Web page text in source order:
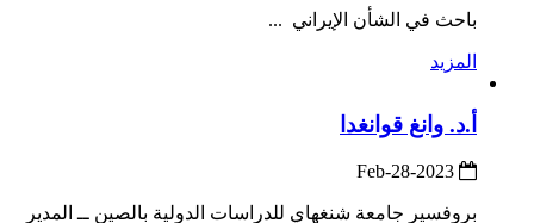
باحث في الشأن الإيراني ...
المزيد
أ.د. وانغ قوانغدا
بروفسير جامعة شنغهاي للدراسات الدولية بالصين ــ المدير